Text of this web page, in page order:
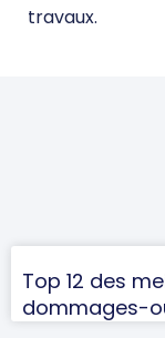
travaux.
Top 12 des
dommages-